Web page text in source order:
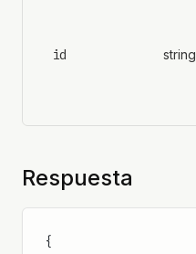
id string
Respuesta
{